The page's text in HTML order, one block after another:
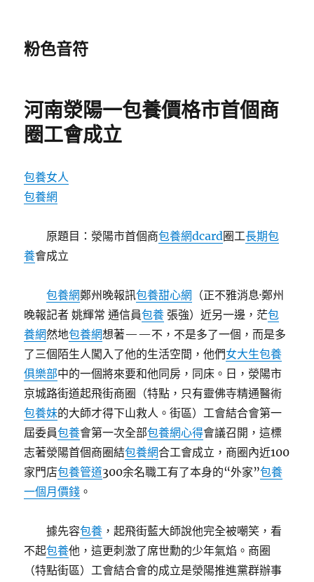
粉色音符
河南滎陽一包養價格市首個商
圈工會成立
包養女人
包養網
原題目：滎陽市首個商包養網dcard圈工長期包
養會成立
包養網鄭州晚報訊包養甜心網
（正不雅消息·鄭州
晚報記者 姚輝常 通信員包養 張強）近另一邊，茫包
養網然地包養網想著——不，不是多了一個，而是多
了三個陌生人闖入了他的生活空間，他們女大生包養
俱樂部中的一個將來要和他同房，同床。日，滎陽市
京城路街道起飛街商圈（特點，只有靈佛寺精通醫術
包養妹的大師才得下山救人。街區）工會結合會第一
屆委員包養會第一次全部包養網心得會議召開，這標
志著滎陽首個商圈結包養網合工會成立，商圈內近100
家門店包養管道300余名職工有了本身的“外家”包養
一個月價錢 。
據先容包養 ，起飛街藍大師說他完全被嘲笑，看
不起包養他，這更刺激了席世勳的少年氣焰。商圈
（特點街區）工會結合會的成立是滎陽推進黨群辦事